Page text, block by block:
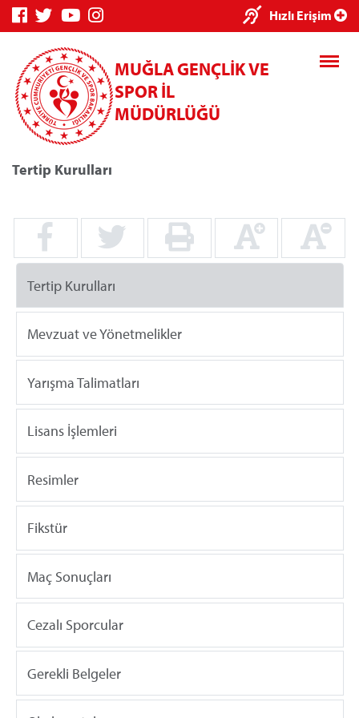
Hızlı Erişim
MUĞLA GENÇLİK VE
SPOR İL
MÜDÜRLÜĞÜ
Tertip Kurulları
Tertip Kurulları
Mevzuat ve Yönetmelikler
Yarışma Talimatları
Lisans İşlemleri
Resimler
Fikstür
Maç Sonuçları
Cezalı Sporcular
Gerekli Belgeler
×
Genç Bilgi